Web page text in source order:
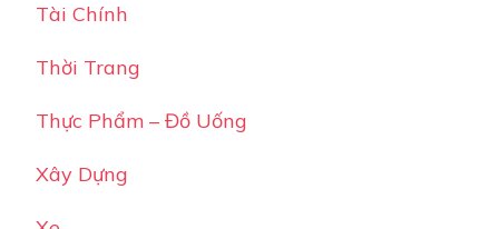
Tài Chính
Thời Trang
Thực Phẩm – Đồ Uống
Xây Dựng